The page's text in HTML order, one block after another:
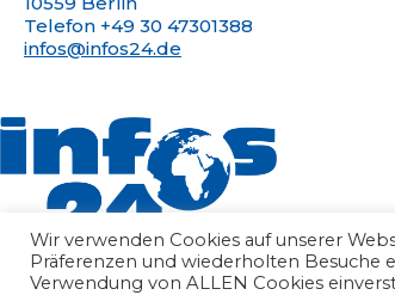
Telefon +49 30 47301388
infos@infos24.de
Wir verwenden Cookies auf unserer
Präferenzen und wiederholten Besuche
Verwendung von ALLEN Cookies